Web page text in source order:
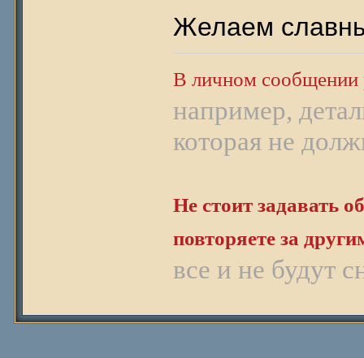
Желаем
В личном сообщении
например,
которая не
Не стоит задавать
повторяете за
все и не будут